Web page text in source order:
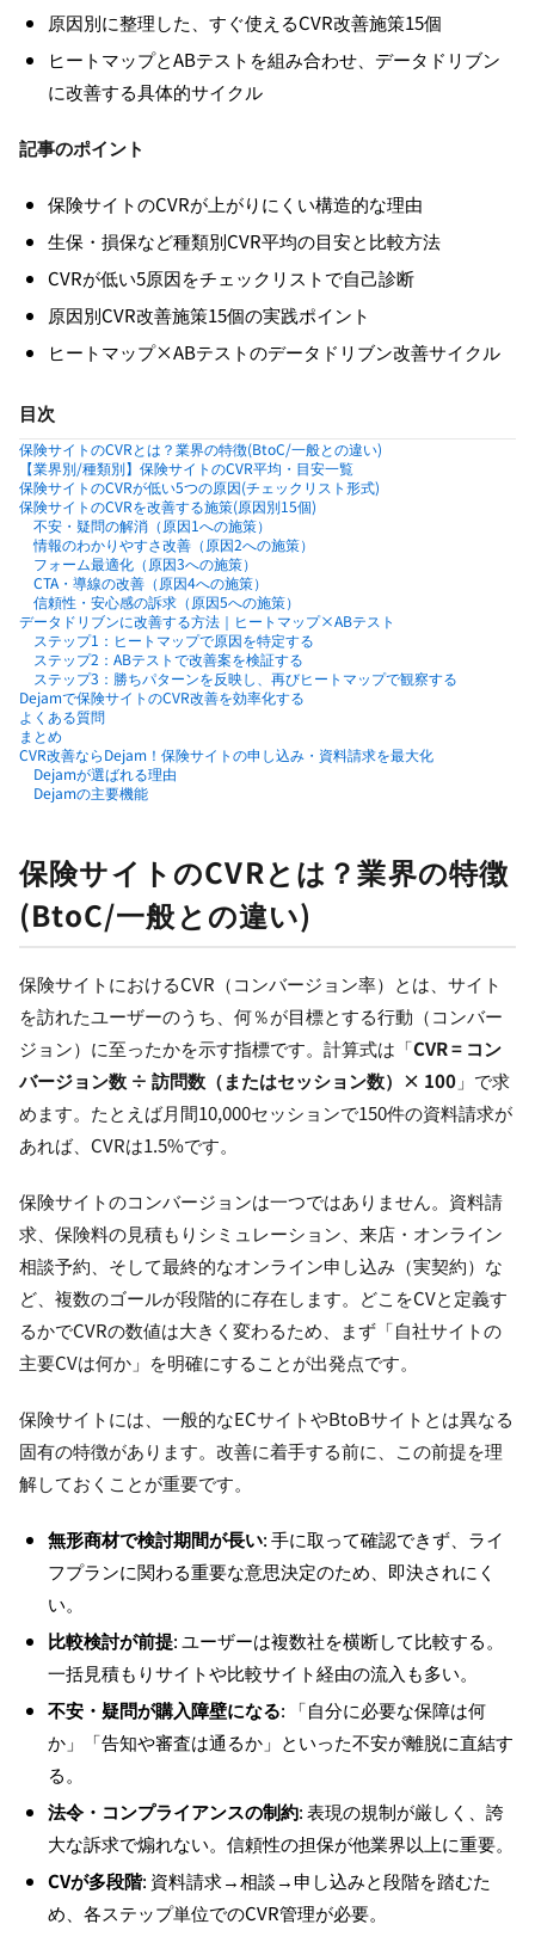
原因別に整理した、すぐ使えるCVR改善施策15個
ヒートマップとABテストを組み合わせ、データドリブン
に改善する具体的サイクル
記事のポイント
保険サイトのCVRが上がりにくい構造的な理由
生保・損保など種類別CVR平均の目安と比較方法
CVRが低い5原因をチェックリストで自己診断
原因別CVR改善施策15個の実践ポイント
ヒートマップ×ABテストのデータドリブン改善サイクル
目次
保険サイトのCVRとは？業界の特徴(BtoC/一般との違い)
【業界別/種類別】保険サイトのCVR平均・目安一覧
保険サイトのCVRが低い5つの原因(チェックリスト形式)
保険サイトのCVRを改善する施策(原因別15個)
不安・疑問の解消（原因1への施策）
情報のわかりやすさ改善（原因2への施策）
フォーム最適化（原因3への施策）
CTA・導線の改善（原因4への施策）
信頼性・安心感の訴求（原因5への施策）
データドリブンに改善する方法｜ヒートマップ×ABテスト
ステップ1：ヒートマップで原因を特定する
ステップ2：ABテストで改善案を検証する
ステップ3：勝ちパターンを反映し、再びヒートマップで観察する
Dejamで保険サイトのCVR改善を効率化する
よくある質問
まとめ
CVR改善ならDejam！保険サイトの申し込み・資料請求を最大化
Dejamが選ばれる理由
Dejamの主要機能
保険サイトのCVRとは？業界の特徴
(BtoC/一般との違い)
保険サイトにおけるCVR（コンバージョン率）とは、サイト
を訪れたユーザーのうち、何％が目標とする行動（コンバー
ジョン）に至ったかを示す指標です。計算式は「CVR = コン
バージョン数 ÷ 訪問数（またはセッション数）× 100 」で求
めます。たとえば月間10,000セッションで150件の資料請求が
あれば、CVRは1.5%です。
保険サイトのコンバージョンは一つではありません。資料請
求、保険料の見積もりシミュレーション、来店・オンライン
相談予約、そして最終的なオンライン申し込み（実契約）な
ど、複数のゴールが段階的に存在します。どこをCVと定義す
るかでCVRの数値は大きく変わるため、まず「自社サイトの
主要CVは何か」を明確にすることが出発点です。
保険サイトには、一般的なECサイトやBtoBサイトとは異なる
固有の特徴があります。改善に着手する前に、この前提を理
解しておくことが重要です。
無形商材で検討期間が長い: 手に取って確認できず、ライ
フプランに関わる重要な意思決定のため、即決されにく
い。
比較検討が前提: ユーザーは複数社を横断して比較する。
一括見積もりサイトや比較サイト経由の流入も多い。
不安・疑問が購入障壁になる: 「自分に必要な保障は何
か」「告知や審査は通るか」といった不安が離脱に直結す
る。
法令・コンプライアンスの制約: 表現の規制が厳しく、誇
大な訴求で煽れない。信頼性の担保が他業界以上に重要。
CVが多段階: 資料請求→相談→申し込みと段階を踏むた
め、各ステップ単位でのCVR管理が必要。